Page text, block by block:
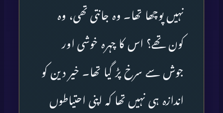
نہیں پوچھا تھا۔ وہ جانتی تھی، وہ
کون تھے؟ اس کا چہرہ خوشی اور
جوش سے سرخ پڑ گیا تھا۔ خیر دین کو
اندازہ ہی نہیں تھا کہ اپنی احتیاطوں